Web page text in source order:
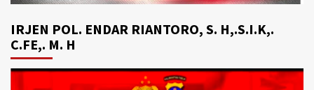
IRJEN POL. ENDAR RIANTORO, S. H,.S.I.K,.
C.FE,. M. H